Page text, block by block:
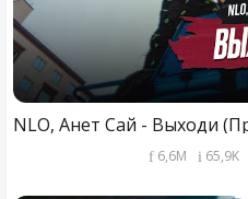
NLO, Анет Сай - Выходи
6,6M 65,9K